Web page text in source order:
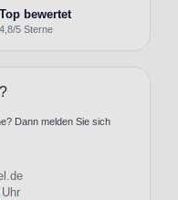
Top bewertet
4,8/5 Sterne
Dann melden Sie sich